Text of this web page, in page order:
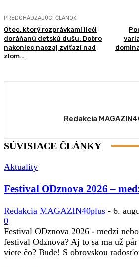
PREDCHÁDZAJÚCI ČLÁNOK
Otec, ktorý rozprávkami lieči
doráňanú detskú dušu. Dobro
nakoniec naozaj zvíťazí nad
zlom…
Redakcia
SÚVISIACE ČLÁNKY
Aktuality
Festival ODznova 2026 –
Redakcia MAGAZIN40plus - 6.
0
Festival ODznova 2026 - medzi
festival Odznova? Aj to sa ma už
viete čo? Bude! S obrovskou